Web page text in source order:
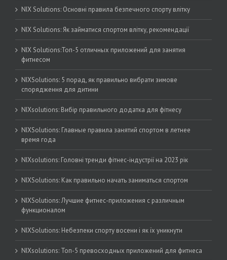
NIX Solutions: Основні правила безпечного спорту влітку
NIX Solutions: Як займатися спортом влітку, рекомендації
NIX Solutions:Топ-5 отличных приложений для занятия
фитнесом
NIXSolutions: 5 порад, як правильно вибрати зимове
спорядження для дитини
NIXsolutions: Вибір правильного додатка для фітнесу
NIXSolutions: Главные правила занятий спортом в летнее
время года
NIXsolutions: Головні тренди фітнес-індустрії на 2023 рік
NIXSolutions: Как правильно начать заниматься спортом
NIXSolutions: Лучшие фитнес-приложения с различным
функционалом
NIXSolutions: Небезпеки спорту восени і як їх уникнути
NIXsolutions: Топ-5 превосходных приложений для фитнеса